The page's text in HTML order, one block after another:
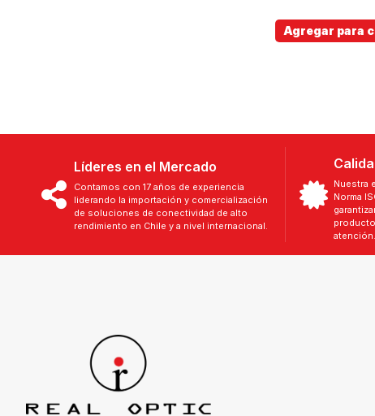
Agregar para
Líderes en el Mercado
Contamos con 17 años de experiencia
liderando la importación y comercialización
de soluciones de conectividad de alto
rendimiento en Chile y a nivel internacional.
Nuestra
Norma
atención.